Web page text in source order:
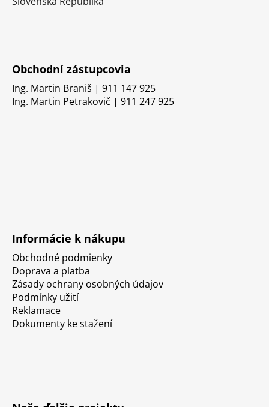
Obchodní zástupcovia
Ing. Martin Braniš | 911 147 925
Ing. Martin Petrakovič | 911 247 925
Informácie k nákupu
Obchodné podmienky
Doprava a platba
Zásady ochrany osobných údajov
Podmínky užití
Reklamace
Dokumenty ke stažení